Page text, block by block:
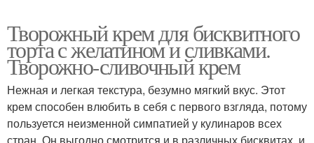
Творожный крем для бисквитного
торта с желатином и сливками.
Творожно-сливочный крем
Нежная и легкая текстура, безумно мягкий вкус. Этот
крем способен влюбить в себя с первого взгляда, потому
пользуется неизменной симпатией у кулинаров всех
стран. Он выгодно смотрится и в различных бисквитах, и